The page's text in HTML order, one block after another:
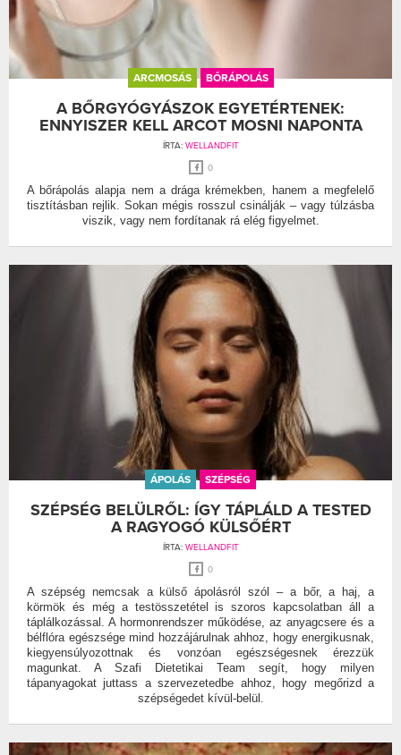
ARCMOSÁS BŐRÁPOLÁS
A BŐRGYÓGYÁSZOK EGYETÉRTENEK:
ENNYISZER KELL ARCOT MOSNI NAPONTA
ÍRTA: WELLANDFIT
0
A bőrápolás alapja nem a drága krémekben, hanem a megfelelő
tisztításban rejlik. Sokan mégis rosszul csinálják – vagy túlzásba
viszik, vagy nem fordítanak rá elég figyelmet.
ÁPOLÁS SZÉPSÉG
SZÉPSÉG BELÜLRŐL: ÍGY TÁPLÁLD A TESTED
A RAGYOGÓ KÜLSŐÉRT
ÍRTA: WELLANDFIT
0
A szépség nemcsak a külső ápolásról szól – a bőr, a haj, a
körmök és még a testösszetétel is szoros kapcsolatban áll a
táplálkozással. A hormonrendszer működése, az anyagcsere és a
bélflóra egészsége mind hozzájárulnak ahhoz, hogy energikusnak,
kiegyensúlyozottnak és vonzóan egészségesnek érezzük
magunkat. A Szafi Dietetikai Team segít, hogy milyen
tápanyagokat juttass a szervezetedbe ahhoz, hogy megőrizd a
szépségedet kívül-belül.